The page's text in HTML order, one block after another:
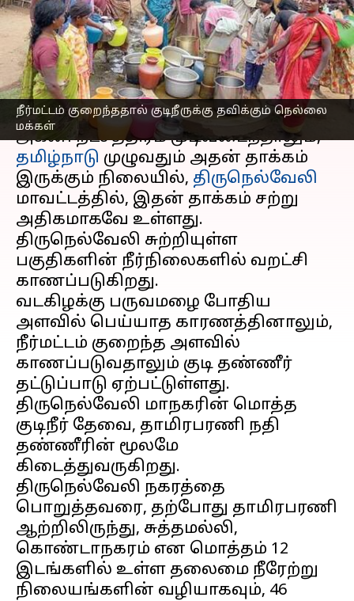
நீர்மட்டம் குறைந்ததால் குடிநீருக்கு தவிக்கும் நெல்லை
மக்கள்
குடிநீருக்கு தவிக்கும்
நெல்லை மக்கள்
எழுதியவர் Arul Jothe Jun 05, 2023 06:23 pm
செய்தி முன்னோட்டம்
அக்னி நட்சத்திரம் முடிவடைந்தாலும்,
தமிழ்நாடு முழுவதும் அதன் தாக்கம்
இருக்கும் நிலையில், திருநெல்வேலி
மாவட்டத்தில், இதன் தாக்கம் சற்று
அதிகமாகவே உள்ளது.
திருநெல்வேலி சுற்றியுள்ள
பகுதிகளின் நீர்நிலைகளில் வறட்சி
காணப்படுகிறது.
வடகிழக்கு பருவமழை போதிய
அளவில் பெய்யாத காரணத்தினாலும்,
நீர்மட்டம் குறைந்த அளவில்
காணப்படுவதாலும் குடி தண்ணீர்
தட்டுப்பாடு ஏற்பட்டுள்ளது.
திருநெல்வேலி மாநகரின் மொத்த
குடிநீர் தேவை, தாமிரபரணி நதி
தண்ணீரின் மூலமே
கிடைத்துவருகிறது.
திருநெல்வேலி நகரத்தை
பொறுத்தவரை, தற்போது தாமிரபரணி
ஆற்றிலிருந்து, சுத்தமல்லி,
கொண்டாநகரம் என மொத்தம் 12
இடங்களில் உள்ள தலைமை நீரேற்று
நிலையங்களின் வழியாகவும், 46